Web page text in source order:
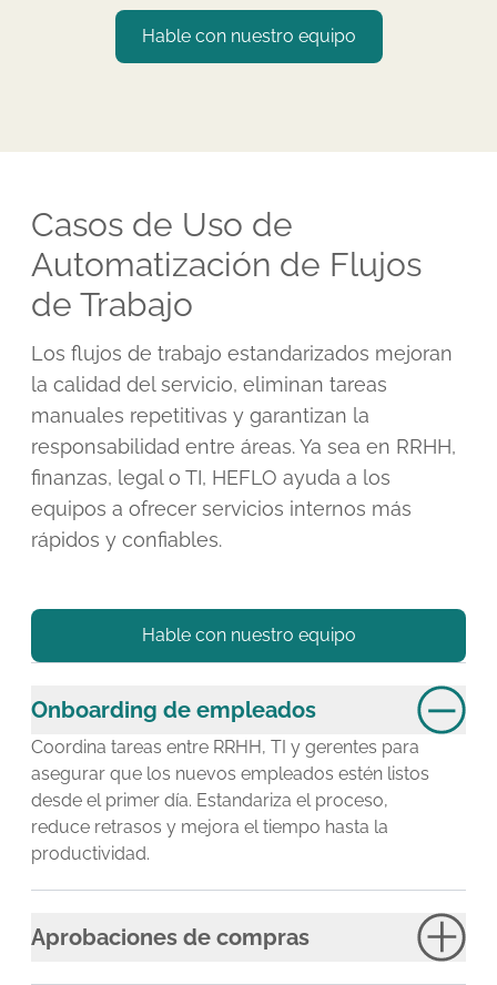
Hable con nuestro equipo
Casos de Uso de
Automatización de Flujos
de Trabajo
Los flujos de trabajo estandarizados mejoran
la calidad del servicio, eliminan tareas
manuales repetitivas y garantizan la
responsabilidad entre áreas. Ya sea en RRHH,
finanzas, legal o TI, HEFLO ayuda a los
equipos a ofrecer servicios internos más
rápidos y confiables.
Hable con nuestro equipo
Onboarding de empleados
Coordina tareas entre RRHH, TI y gerentes para
asegurar que los nuevos empleados estén listos
desde el primer día. Estandariza el proceso,
reduce retrasos y mejora el tiempo hasta la
productividad.
Aprobaciones de compras